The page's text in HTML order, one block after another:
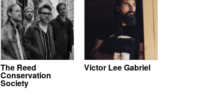
The Reed
Conservation
Society
Victor Lee Gabriel